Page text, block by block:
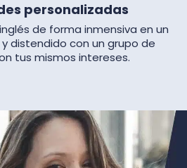
personalizadas
de forma inmensiva en un
distendido con un grupo de
tus mismos intereses.